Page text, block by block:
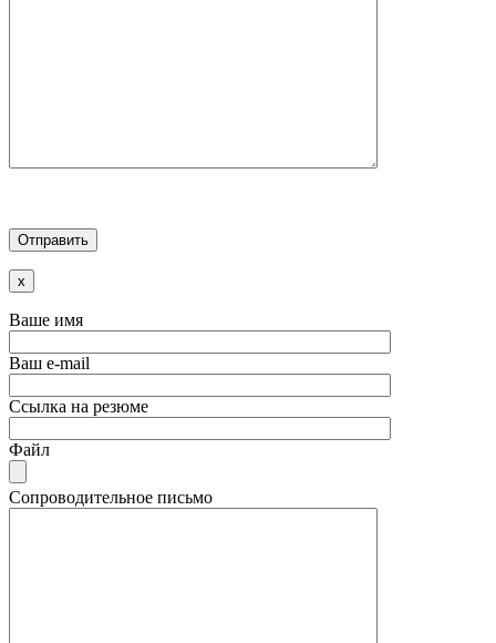
x
Ваше имя
Ваш e-mail
Ссылка на резюме
Файл
Сопроводительное письмо